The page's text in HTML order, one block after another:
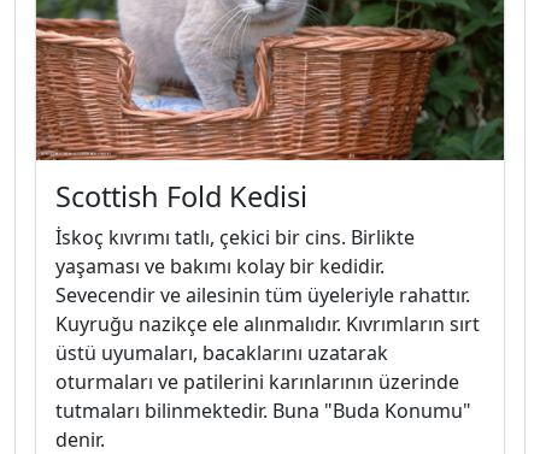
Scottish Fold Kedisi
İskoç kıvrımı tatlı, çekici bir cins. Birlikte
yaşaması ve bakımı kolay bir kedidir.
Sevecendir ve ailesinin tüm üyeleriyle rahattır.
Kuyruğu nazikçe ele alınmalıdır. Kıvrımların sırt
üstü uyumaları, bacaklarını uzatarak
oturmaları ve patilerini karınlarının üzerinde
tutmaları bilinmektedir. Buna "Buda Konumu"
denir.